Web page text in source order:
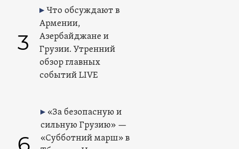
3
Что обсуждают в
Армении,
Азербайджане и
Грузии. Утренний
обзор главных
событий LIVE
«За безопасную и
сильную Грузию» —
«Субботний марш» в